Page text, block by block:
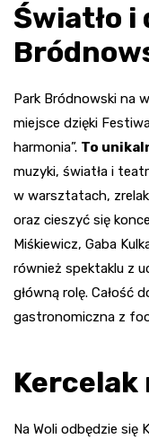
Światło i
Park Bródnowski na
miejsce dzięki
harmonia”. To
muzyki, światła i
w warsztatach,
oraz cieszyć się
Miśkiewicz, Gaba
również spektaklu z
główną rolę. Całość
gastronomiczna z
Kercelak
Na Woli odbędzie się